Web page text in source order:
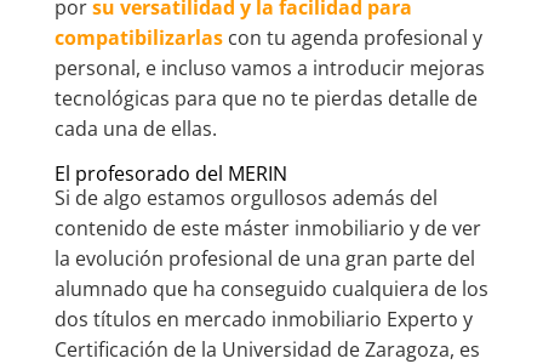
porsu versatilidad y la facilidad para
compatibilizarlascon tu agenda profesional y
personal, e incluso vamos a introducir mejoras
tecnológicas para que no te pierdas detalle de
cada una de ellas.
El profesorado del MERIN
Si de algo estamos orgullosos además del
contenido de este máster inmobiliario y de ver
la evolución profesional de una gran parte del
alumnado que ha conseguido cualquiera de los
dos títulos en mercado inmobiliario Experto y
Certificación de la Universidad de Zaragoza, es